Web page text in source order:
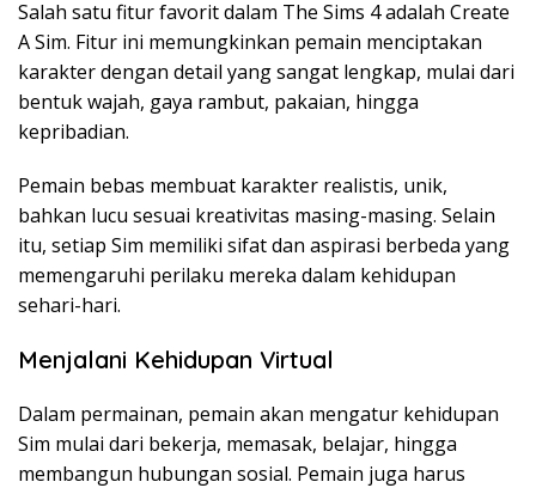
Salah satu fitur favorit dalam The Sims 4 adalah Create
A Sim. Fitur ini memungkinkan pemain menciptakan
karakter dengan detail yang sangat lengkap, mulai dari
bentuk wajah, gaya rambut, pakaian, hingga
kepribadian.
Pemain bebas membuat karakter realistis, unik,
bahkan lucu sesuai kreativitas masing-masing. Selain
itu, setiap Sim memiliki sifat dan aspirasi berbeda yang
memengaruhi perilaku mereka dalam kehidupan
sehari-hari.
Menjalani Kehidupan Virtual
Dalam permainan, pemain akan mengatur kehidupan
Sim mulai dari bekerja, memasak, belajar, hingga
membangun hubungan sosial. Pemain juga harus